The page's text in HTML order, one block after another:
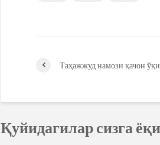
Таҳажжуд намози қачон
Қуйидагилар сизга